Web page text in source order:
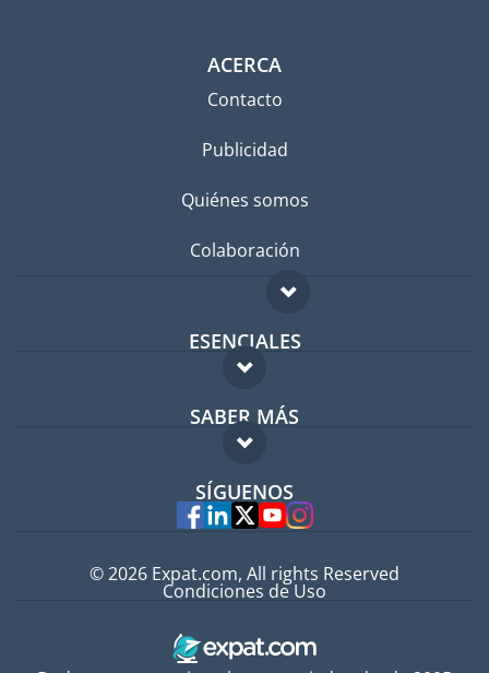
ACERCA
Contacto
Publicidad
Quiénes somos
Colaboración
ESENCIALES
Foro para expatriados
Guía para expatriados
Trabajos en el extranjero
SABER MÁS
FAQ
Expertos
SÍGUENOS
© 2026 Expat.com, All rights Reserved
Condiciones de Uso